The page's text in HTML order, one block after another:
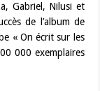
Gabriel, Nilusi et
de l’album de
« On écrit sur les
000 exemplaires